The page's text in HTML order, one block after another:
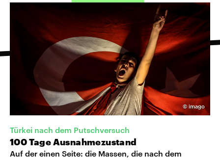
© imago
Türkei nach dem Putschversuch
100 Tage Ausnahmezustand
Auf der einen Seite: die Massen, die nach dem